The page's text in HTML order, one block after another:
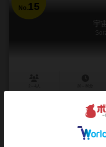
No.15
宇
あなたは宇宙飛行士となり、凶
宙飛行士全員で目的地点への到
スを巧みに使いこなし、宇宙人